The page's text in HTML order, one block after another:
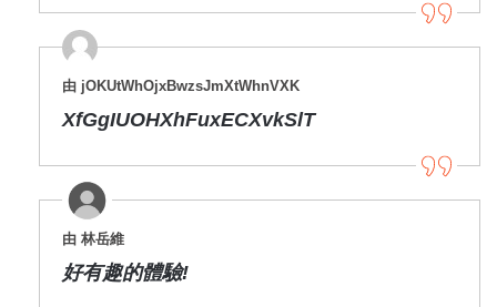
由 jOKUtWhOjxBwzsJmXtWhnVXK
XfGgIUOHXhFuxECXvkSlT
由 林岳維
好有趣的體驗!